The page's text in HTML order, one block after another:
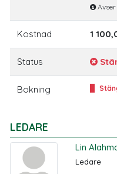
LEDARE
Lin
Ledare
Avser
Kostnad 1
Status
Bokning